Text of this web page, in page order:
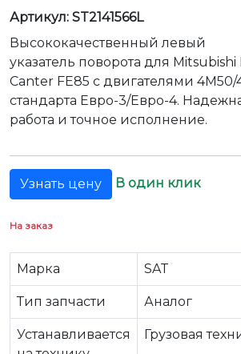
Артикул: ST2141566L
Высококачественный левый
указатель поворота для Mitsubishi
Canter FE85 с двигателями 4M50/
стандарта Евро-3/Евро-4.
работа и точное исполнение.
Узнать цену В один клик
На заказ
Марка SAT
Тип запчасти Аналог
Устанавливается
Грузовая